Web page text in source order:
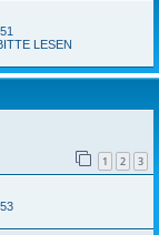
LESEN
1 2 3